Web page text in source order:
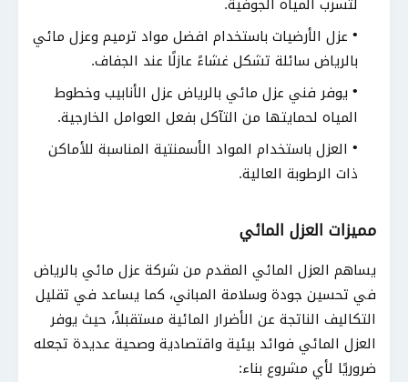
عزل الأرضيات باستخدام افضل مواد ترميم وعزل مائي
بالرياض سائلة تشكل غشاءً عازلًا عند الجفاف.
يوفر فني عزل مائي بالرياض عزل الأنابيب وخطوط
المياه لحمايتها من التآكل بفعل العوامل الخارجية.
العزل باستخدام المواد الأسمنتية المناسبة للأماكن
ذات الرطوبة العالية.
مميزات العزل المائي
يساهم العزل المائي المقدم من شركة عزل مائي بالرياض
في تحسين جودة وسلامة المباني، كما يساعد في تقليل
التكاليف الناتجة عن الأضرار المائية مستقبلاً، حيث يوفر
العزل المائي فوائد بيئية واقتصادية وصحية عديدة تجعله
ضروريًا لأي مشروع بناء: